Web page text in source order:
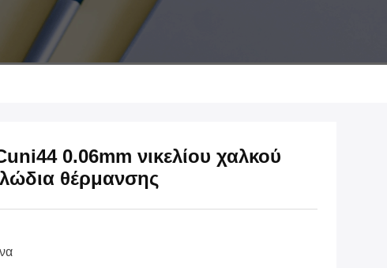
0.06mm νικελίου χαλκού
θέρμανσης